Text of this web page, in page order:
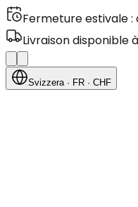
Fermeture estivale :
Livraison disponible
Svizzera· FR · CHF